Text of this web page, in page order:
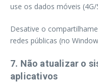
use os dados móveis
Desative o
redes públicas (no
7. Não atualizar o
aplicativos